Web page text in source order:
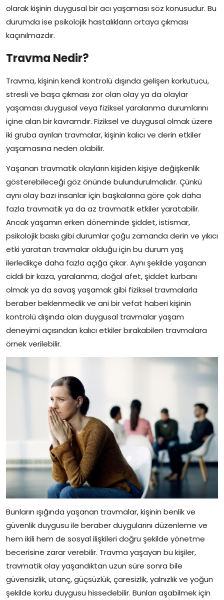
olarak kişinin duygusal bir acı yaşaması söz konusudur. Bu
durumda ise psikolojik hastalıkların ortaya çıkması
kaçınılmazdır.
Travma Nedir?
Travma, kişinin kendi kontrolü dışında gelişen korkutucu,
stresli ve başa çıkması zor olan olay ya da olaylar
yaşaması duygusal veya fiziksel yaralanma durumlarını
içine alan bir kavramdır. Fiziksel ve duygusal olmak üzere
iki gruba ayrılan travmalar, kişinin kalıcı ve derin etkiler
yaşamasına neden olabilir.
Yaşanan travmatik olayların kişiden kişiye değişkenlik
gösterebileceği göz önünde bulundurulmalıdır. Çünkü
aynı olay bazı insanlar için başkalarına göre çok daha
fazla travmatik ya da az travmatik etkiler yaratabilir.
Ancak yaşamın erken döneminde şiddet, istismar,
psikolojik baskı gibi durumlar çoğu zamanda derin ve yıkıcı
etki yaratan travmalar olduğu için bu durum yaş
ilerledikçe daha fazla açığa çıkar. Aynı şekilde yaşanan
ciddi bir kaza, yaralanma, doğal afet, şiddet kurbanı
olmak ya da savaş yaşamak gibi fiziksel travmalarla
beraber beklenmedik ve ani bir vefat haberi kişinin
kontrolü dışında olan duygusal travmalar yaşam
deneyimi açısından kalıcı etkiler bırakabilen travmalara
örnek verilebilir.
Bunların ışığında yaşanan travmalar, kişinin benlik ve
güvenlik duygusu ile beraber duygularını düzenleme ve
hem ikili hem de sosyal ilişkileri doğru şekilde yönetme
becerisine zarar verebilir. Travma yaşayan bu kişiler,
travmatik olay yaşandıktan uzun süre sonra bile
güvensizlik, utanç, güçsüzlük, çaresizlik, yalnızlık ve yoğun
şekilde korku duygusu hissedebilir. Bunları aşabilmek için